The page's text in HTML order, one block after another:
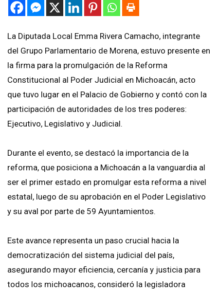
La Diputada Local Emma Rivera Camacho, integrante
del Grupo Parlamentario de Morena, estuvo presente en
la firma para la promulgación de la Reforma
Constitucional al Poder Judicial en Michoacán, acto
que tuvo lugar en el Palacio de Gobierno y contó con la
participación de autoridades de los tres poderes:
Ejecutivo, Legislativo y Judicial.
Durante el evento, se destacó la importancia de la
reforma, que posiciona a Michoacán a la vanguardia al
ser el primer estado en promulgar esta reforma a nivel
estatal, luego de su aprobación en el Poder Legislativo
y su aval por parte de 59 Ayuntamientos.
Este avance representa un paso crucial hacia la
democratización del sistema judicial del país,
asegurando mayor eficiencia, cercanía y justicia para
todos los michoacanos, consideró la legisladora